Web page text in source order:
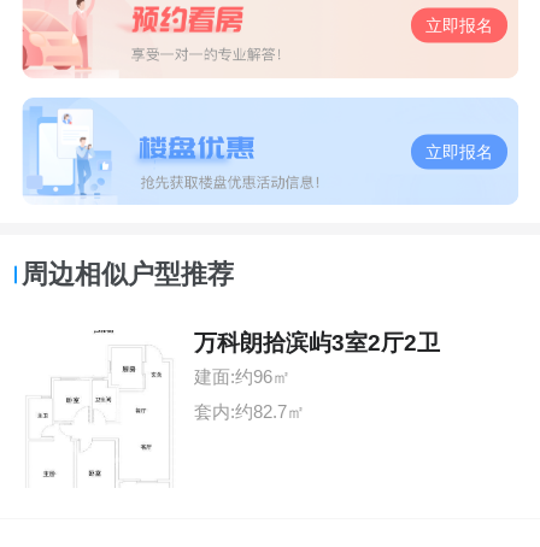
立即报名
立即报名
周边相似户型推荐
万科朗拾滨屿3室2厅2卫
建面:约96㎡
套内:约82.7㎡